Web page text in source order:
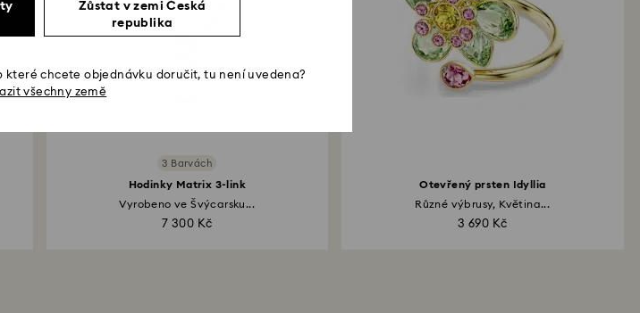
3 Barvách
Hodinky Matrix 3-link
Vyrobeno ve Švýcarsku...
7 300 Kč
Otevřený prsten Idyllia
Různé výbrusy, Květina...
3 690 Kč
Zůstat v zemi Česká
republika
které chcete objednávku doručit, tu není uvedena?
všechny země